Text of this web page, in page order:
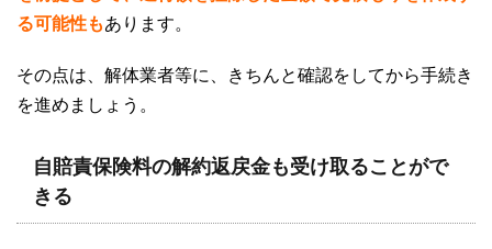
る可能性もあります。
その点は、解体業者等に、きちんと確認をしてから手続き
を進めましょう。
自賠責保険料の解約返戻金も受け取ることがで
きる